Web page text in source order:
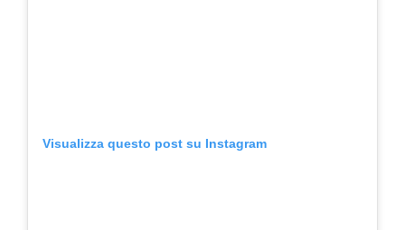
Visualizza questo post su Instagram